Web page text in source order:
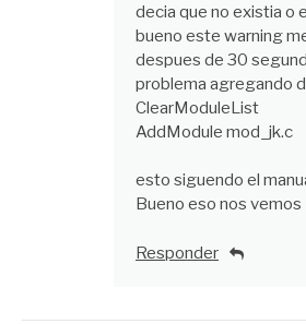
decia que no existia o
bueno este warning
despues de 30
problema agregando
ClearModuleList
AddModule mod_jk.c
esto siguendo el
Bueno eso nos vemos
Responder